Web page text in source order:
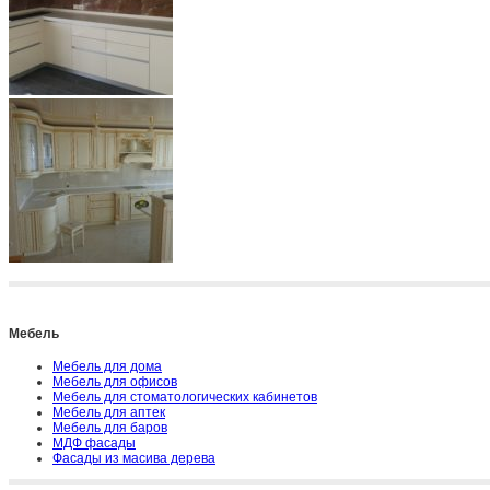
Мебель
Мебель для дома
Мебель для офисов
Мебель для стоматологических кабинетов
Мебель для аптек
Мебель для баров
МДФ фасады
Фасады из масива дерева